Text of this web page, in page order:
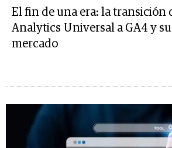
El fin de una era: la transición
Analytics Universal a GA4 y
mercado